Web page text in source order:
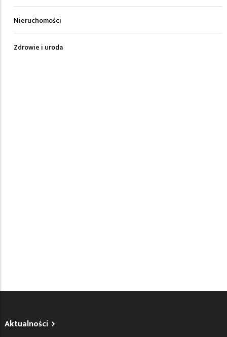
Nieruchomości
Zdrowie i uroda
Aktualności